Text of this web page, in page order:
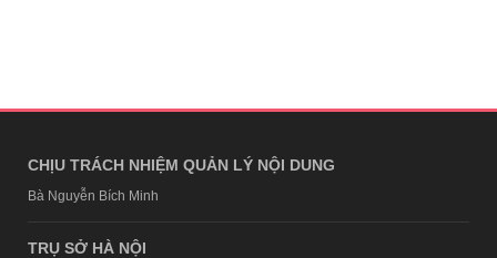
CHỊU TRÁCH NHIỆM QUẢN LÝ NỘI DUNG
Bà Nguyễn Bích Minh
TRỤ SỞ HÀ NỘI